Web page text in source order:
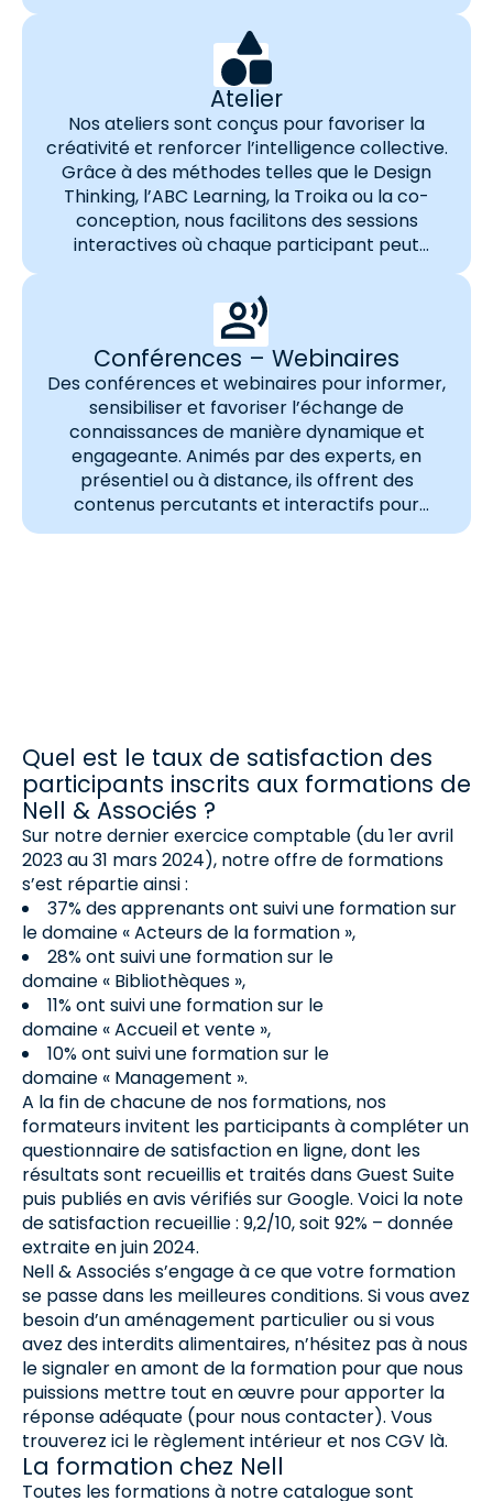
Atelier
Nos ateliers sont conçus pour favoriser la
créativité et renforcer l’intelligence collective.
Grâce à des méthodes telles que le Design
Thinking, l’ABC Learning, la Troika ou la co-
conception, nous facilitons des sessions
interactives où chaque participant peut
disponibles en présentiel ou en distanciel, sont
adaptés aux besoins spécifiques de votre…
Conférences – Webinaires
Des conférences et webinaires pour informer,
sensibiliser et favoriser l’échange de
connaissances de manière dynamique et
engageante. Animés par des experts, en
présentiel ou à distance, ils offrent des
contenus percutants et interactifs pour
captiver votre audience. Les bénéfices clés de
Quel est le taux de satisfaction des
participants inscrits aux formations de
Nell & Associés ?
Sur notre dernier exercice comptable (du 1er avril
2023 au 31 mars 2024), notre offre de formations
s’est répartie ainsi :
37% des apprenants ont suivi une formation sur
le domaine « Acteurs de la formation »,
28% ont suivi une formation sur le
domaine « Bibliothèques »,
11% ont suivi une formation sur le
domaine « Accueil et vente »,
10% ont suivi une formation sur le
domaine « Management ».
A la fin de chacune de nos formations, nos
formateurs invitent les participants à compléter un
questionnaire de satisfaction en ligne, dont les
résultats sont recueillis et traités dans Guest Suite
puis publiés en avis vérifiés sur Google. Voici la note
de satisfaction recueillie : 9,2/10, soit 92% – donnée
extraite en juin 2024.
Nell & Associés s’engage à ce que votre formation
se passe dans les meilleures conditions. Si vous avez
besoin d’un aménagement particulier ou si vous
avez des interdits alimentaires, n’hésitez pas à nous
le signaler en amont de la formation pour que nous
puissions mettre tout en œuvre pour apporter la
réponse adéquate (pour nous contacter). Vous
trouverez ici le règlement intérieur et nos CGV là.
La formation chez Nell
Toutes les formations à notre catalogue sont